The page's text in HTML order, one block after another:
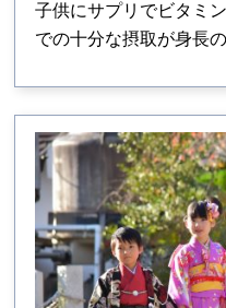
子供にサプリでビタミ
での十分な摂取が身長